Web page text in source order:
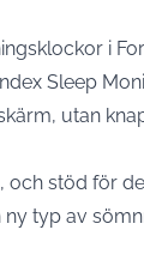
i
Sleep
utan
och stöd för
typ av